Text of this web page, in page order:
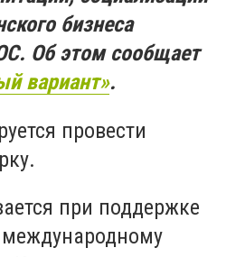
бизнеса
Об этом сообщает
вариант».
провести
при поддержке